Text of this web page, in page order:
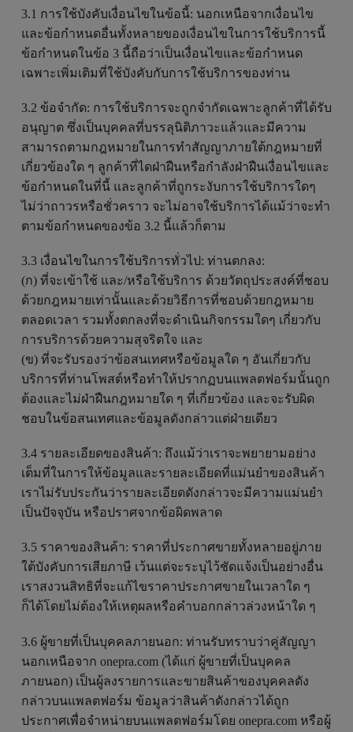
3.1 การใช้บังคับเงื่อนไขในข้อนี้: นอกเหนือจากเงื่อนไข
และข้อกำหนดอื่นทั้งหลายของเงื่อนไขในการใช้บริการนี้
ข้อกำหนดในข้อ 3 นี้ถือว่าเป็นเงื่อนไขและข้อกำหนด
เฉพาะเพิ่มเติมที่ใช้บังคับกับการใช้บริการของท่าน
3.2 ข้อจำกัด: การใช้บริการจะถูกจำกัดเฉพาะลูกค้าที่ได้รับ
อนุญาต ซึ่งเป็นบุคคลที่บรรลุนิติภาวะแล้วและมีความ
สามารถตามกฎหมายในการทำสัญญาภายใต้กฎหมายที่
เกี่ยวข้องใด ๆ ลูกค้าที่ไดฝ่าฝืนหรือกำลังฝ่าฝืนเงื่อนไขและ
ข้อกำหนดในที่นี้ และลูกค้าที่ถูกระงับการใช้บริการใดๆ
ไม่ว่าถาวรหรือชั่วคราว จะไม่อาจใช้บริการได้แม้ว่าจะทำ
ตามข้อกำหนดของข้อ 3.2 นี้แล้วก็ตาม
3.3 เงื่อนไขในการใช้บริการทั่วไป: ท่านตกลง:
(ก) ที่จะเข้าใช้ และ/หรือใช้บริการ ด้วยวัตถุประสงค์ที่ชอบ
ด้วยกฎหมายเท่านั้นและด้วยวิธีการที่ชอบด้วยกฎหมาย
ตลอดเวลา รวมทั้งตกลงที่จะดำเนินกิจกรรมใดๆ เกี่ยวกับ
การบริการด้วยความสุจริตใจ และ
(ข) ที่จะรับรองว่าข้อสนเทศหรือข้อมูลใด ๆ อันเกี่ยวกับ
บริการที่ท่านโพสต์หรือทำให้ปรากฏบนแพลตฟอร์มนั้นถูก
ต้องและไม่ฝ่าฝืนกฎหมายใด ๆ ที่เกี่ยวข้อง และจะรับผิด
ชอบในข้อสนเทศและข้อมูลดังกล่าวแต่ฝ่ายเดียว
3.4 รายละเอียดของสินค้า: ถึงแม้ว่าเราจะพยายามอย่าง
เต็มที่ในการให้ข้อมูลและรายละเอียดที่แม่นยำของสินค้า
เราไม่รับประกันว่ารายละเอียดดังกล่าวจะมีความแม่นยำ
เป็นปัจจุบัน หรือปราศจากข้อผิดพลาด
3.5 ราคาของสินค้า: ราคาที่ประกาศขายทั้งหลายอยู่ภาย
ใต้บังคับการเสียภาษี เว้นแต่จะระบุไว้ชัดแจ้งเป็นอย่างอื่น
เราสงวนสิทธิที่จะแก้ไขราคาประกาศขายในเวลาใด ๆ
ก็ได้โดยไม่ต้องให้เหตุผลหรือคำบอกกล่าวล่วงหน้าใด ๆ
3.6 ผู้ขายที่เป็นบุคคลภายนอก: ท่านรับทราบว่าคู่สัญญา
นอกเหนือจาก onepra.com (ได้แก่ ผู้ขายที่เป็นบุคคล
ภายนอก) เป็นผู้ลงรายการและขายสินค้าของบุคคลดัง
กล่าวบนแพลตฟอร์ม ข้อมูลว่าสินค้าดังกล่าวได้ถูก
ประกาศเพื่อจำหน่ายบนแพลตฟอร์มโดย onepra.com หรือผู้